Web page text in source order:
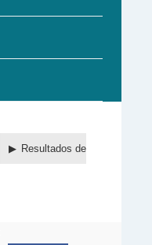
Resultados de